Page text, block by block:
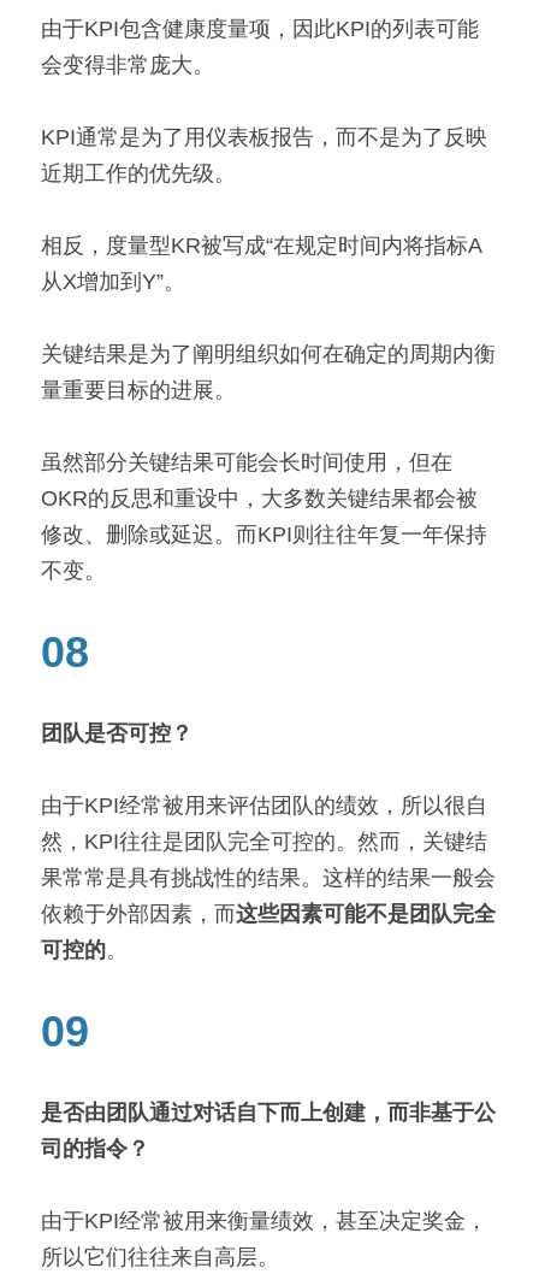
由于KPI包含健康度量项，因此KPI的列表可能
会变得非常庞大。
KPI通常是为了用仪表板报告，而不是为了反映
近期工作的优先级。
相反，度量型KR被写成“在规定时间内将指标A
从X增加到Y”。
关键结果是为了阐明组织如何在确定的周期内衡
量重要目标的进展。
虽然部分关键结果可能会长时间使用，但在
OKR的反思和重设中，大多数关键结果都会被
修改、删除或延迟。而KPI则往往年复一年保持
不变。
08
团队是否可控？
由于KPI经常被用来评估团队的绩效，所以很自
然，KPI往往是团队完全可控的。然而，关键结
果常常是具有挑战性的结果。这样的结果一般会
依赖于外部因素，而这些因素可能不是团队完全
可控的。
09
是否由团队通过对话自下而上创建，而非基于公
司的指令？
由于KPI经常被用来衡量绩效，甚至决定奖金，
所以它们往往来自高层。